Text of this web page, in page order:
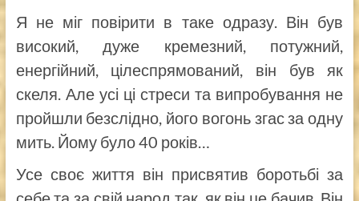
Я не міг повірити в таке одразу. Він був
високий, дуже кремезний, потужний,
енергійний, цілеспрямований, він був як
скеля. Але усі ці стреси та випробування не
пройшли безслідно, його вогонь згас за одну
мить. Йому було 40 років…
Усе своє життя він присвятив боротьбі за